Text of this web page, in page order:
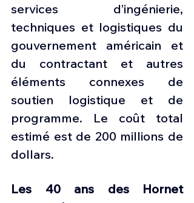
services d’ingénierie,
techniques et logistiques du
gouvernement américain et
du contractant et autres
éléments connexes de
soutien logistique et de
programme. Le coût total
estimé est de 200 millions de
dollars.
Les 40 ans des Hornet